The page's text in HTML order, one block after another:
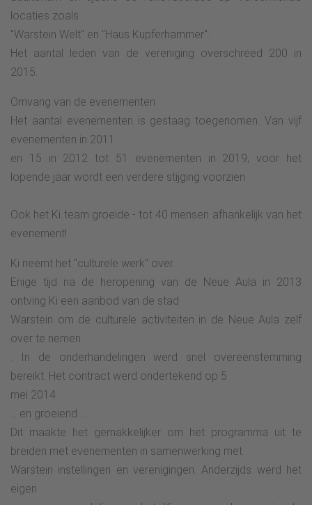
locaties zoals
"Warstein Welt" en "Haus Kupferhammer".
Het aantal leden van de vereniging overschreed 200 in
2015.
Omvang van de evenementen
Het aantal evenementen is gestaag toegenomen. Van vijf
evenementen in 2011
en 15 in 2012 tot 51 evenementen in 2019; voor het
lopende jaar wordt een verdere stijging voorzien
Ook het Ki team groeide - tot 40 mensen afhankelijk van het
evenement!
Ki neemt het "culturele werk" over...
Enige tijd na de heropening van de Neue Aula in 2013
ontving Ki een aanbod van de stad
Warstein om de culturele activiteiten in de Neue Aula zelf
over te nemen
. In de onderhandelingen werd snel overeenstemming
bereikt. Het contract werd ondertekend op 5
mei 2014.
... en groeiend ...
Dit maakte het gemakkelijker om het programma uit te
breiden met evenementen in samenwerking met
Warstein instellingen en verenigingen. Anderzijds werd het
eigen